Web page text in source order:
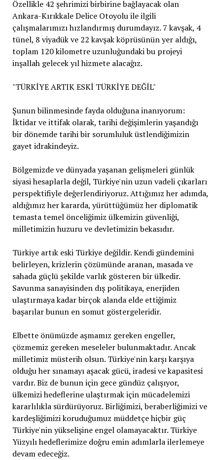
Özellikle 42 şehrimizi birbirine bağlayacak olan
Ankara-Kırıkkale Delice Otoyolu ile ilgili
çalışmalarımızı hızlandırmış durumdayız. 7 kavşak, 4
tünel, 8 viyadük ve 22 kavşak köprüsünün yer aldığı,
toplam 120 kilometre uzunluğundaki bu projeyi
inşallah gelecek yıl hizmete alacağız.
"TÜRKİYE ARTIK ESKİ TÜRKİYE DEĞİL"
Şunun bilinmesinde fayda olduğuna inanıyorum:
İktidar ve ittifak olarak, tarihi değişimlerin yaşandığı
bir dönemde tarihi bir sorumluluk üstlendiğimizin
gayet idrakindeyiz.
Bölgemizde ve dünyada yaşanan gelişmeleri günlük
siyasi hesaplarla değil, Türkiye'nin uzun vadeli çıkarları
perspektifiyle değerlendiriyoruz. Attığımız her adımda,
aldığımız her kararda, yürüttüğümüz her diplomatik
temasta temel önceliğimiz ülkemizin güvenliği,
milletimizin huzuru ve devletimizin bekasıdır.
Türkiye artık eski Türkiye değildir. Kendi gündemini
belirleyen, krizlerin çözümünde aranan, masada ve
sahada güçlü şekilde varlık gösteren bir ülkedir.
Savunma sanayisinden dış politikaya, enerjiden
ulaştırmaya kadar birçok alanda elde ettiğimiz
başarılar bunun en somut göstergeleridir.
Elbette önümüzde aşmamız gereken engeller,
çözmemiz gereken meseleler bulunmaktadır. Ancak
milletimiz müsterih olsun. Türkiye'nin karşı karşıya
olduğu her sınamayı aşacak gücü, iradesi ve kapasitesi
vardır. Biz de bunun için gece gündüz çalışıyor,
ülkemizi hedeflerine ulaştırmak için mücadelemizi
kararlılıkla sürdürüyoruz. Birliğimizi, beraberliğimizi ve
kardeşliğimizi koruduğumuz müddetçe hiçbir güç
Türkiye'nin yükselişine engel olamayacaktır. Türkiye
Yüzyılı hedeflerimize doğru emin adımlarla ilerlemeye
devam edeceğiz.